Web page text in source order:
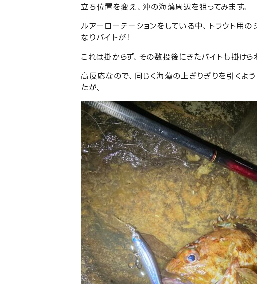
立ち位置を変え、沖の海藻周辺を狙ってみます。
ルアーローテーションをしている中、トラウト用
なりバイトが！
これは掛からず、その数投後にきたバイトも掛けら
高反応なので、同じく海藻の上ぎりぎりを引くよ
たが、